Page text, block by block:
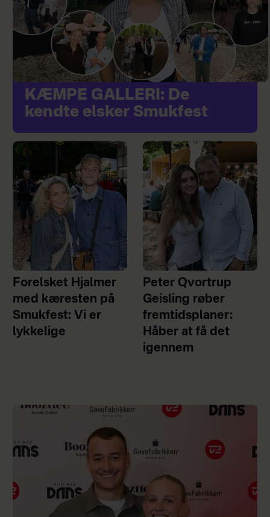
KÆMPE GALLERI: De
kendte elsker Smukfest
Forelsket Hjalmer
med kæresten på
Smukfest: Vi er
lykkelige
Peter Qvortrup
Geisling røber
fremtidsplaner:
Håber at få det
igennem